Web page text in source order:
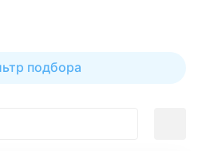
подбора